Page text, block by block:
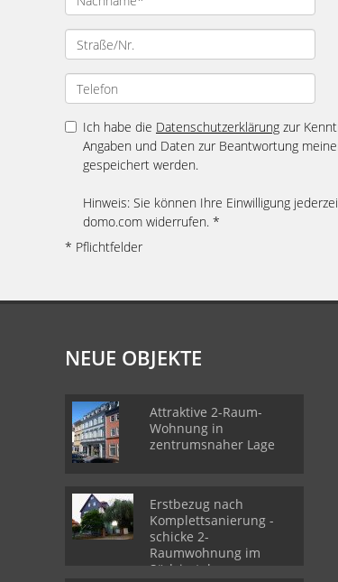
Ich habe die Datenschutzerklärung zur
Angaben und Daten zur Beantwortung
gespeichert werden.
Hinweis: Sie können Ihre Einwilligung
domo.com widerrufen. *
* Pflichtfelder
NEUE OBJEKTE
Attraktive 2-Raum-
Wohnung in
zentrumsnaher Lage
Erstbezug nach
Komplettsanierung -
schicke 2-
Raumwohnung im
Südviertel